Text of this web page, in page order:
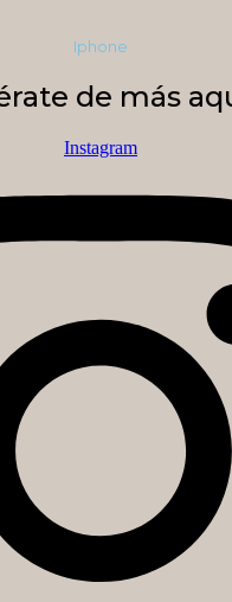
Iphone
de más
Instagram